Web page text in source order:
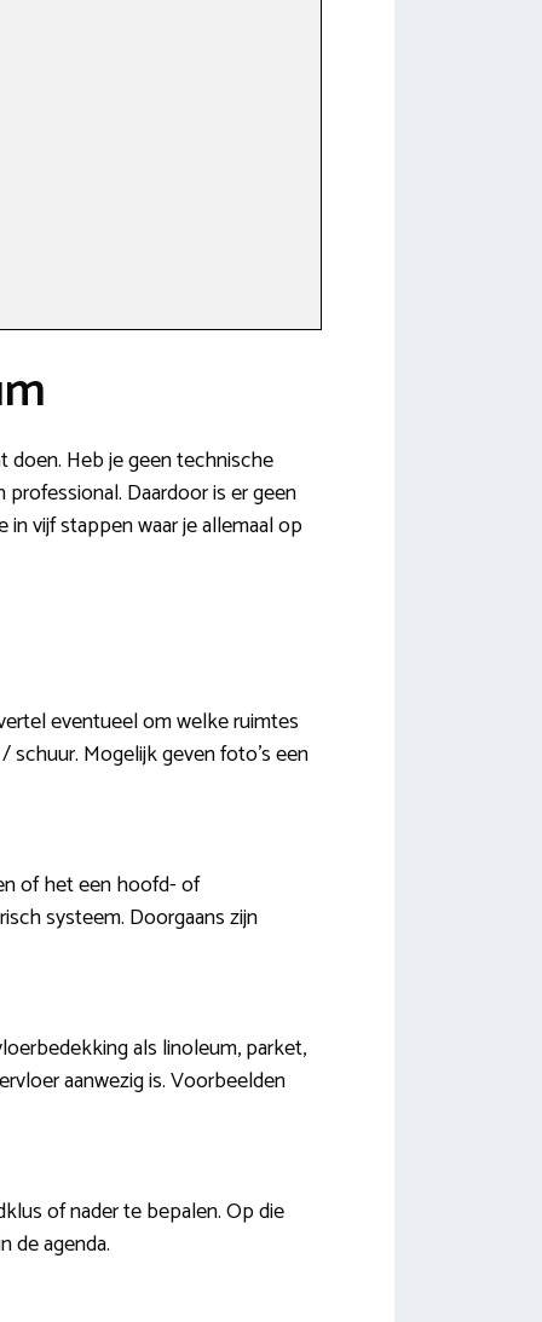
doen. Heb je geen technische
Daardoor is er geen
vijf stappen waar je allemaal op
eventueel om welke ruimtes
Mogelijk geven foto’s een
of het een hoofd- of
systeem. Doorgaans zijn
als linoleum, parket,
aanwezig is. Voorbeelden
of nader te bepalen. Op die
de agenda.